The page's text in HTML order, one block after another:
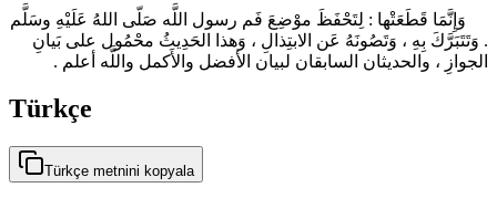
وَإِنَّمَا قَطَعَتْها : لِتَحْفَظَ موْضِعَ فَم رسول اللَّه صَلّى اللهُ عَلَيْهِ وسَلَّم
. وَتَتَبَرَّكَ بِهِ ، وَتَصُونَهُ عَن الابتِذالِ ، وَهذا الحَدِيثُ محْمُول على بَيانِ
الجوازِ ، والحديثان السابقان لبيان الأفضل والأَكمل واللَّه أعلم .
Türkçe
Türkçe metnini kopyala